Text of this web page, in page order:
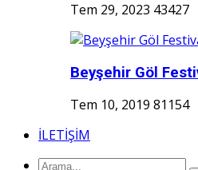
Tem 29, 2023 43427
Beyşehir Göl
Tem 10, 2019 81154
İLETİŞİM